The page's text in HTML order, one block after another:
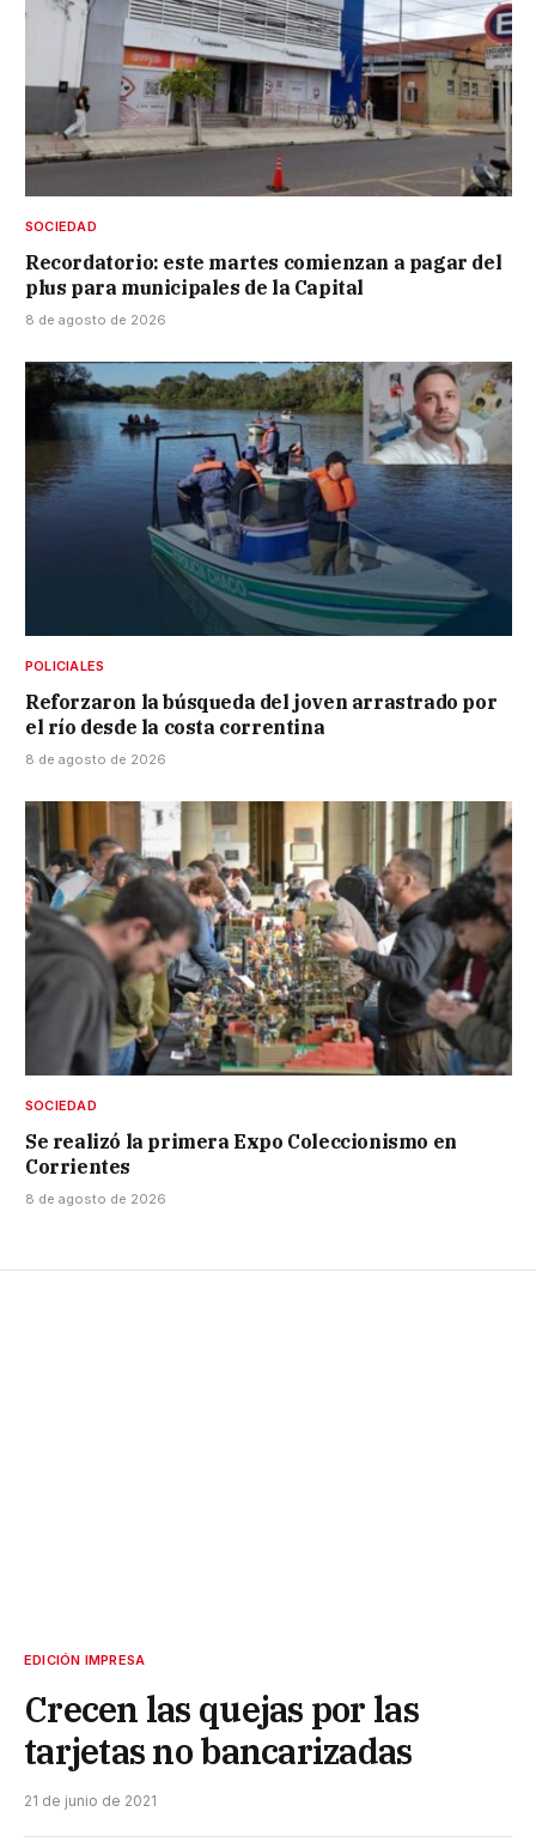
SOCIEDAD
Recordatorio: este martes comienzan a pagar del
plus para municipales de la Capital
8 de agosto de 2026
POLICIALES
Reforzaron la búsqueda del joven arrastrado por
el río desde la costa correntina
8 de agosto de 2026
SOCIEDAD
Se realizó la primera Expo Coleccionismo en
Corrientes
8 de agosto de 2026
EDICIÓN IMPRESA
Crecen las quejas por las
tarjetas no bancarizadas
21 de junio de 2021